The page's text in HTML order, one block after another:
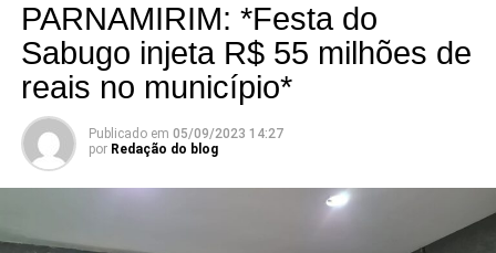
PARNAMIRIM: *Festa do
Sabugo injeta R$ 55 milhões de
reais no município*
Publicado em 05/09/2023 14:27
por Redação do blog